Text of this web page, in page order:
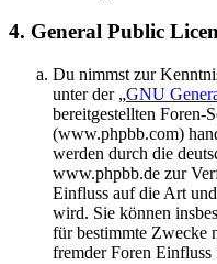
4. General Public
Du nimmst zur
unter der „GNU
bereitgestellten
(www.phpbb.com)
werden durch die
www.phpbb.de zur
Einfluss auf die Art
wird. Sie können
für bestimmte Zwecke
fremder Foren Einfluss